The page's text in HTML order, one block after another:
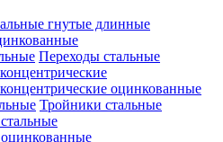
гнутые длинные
Переходы стальные
оцинкованные
Тройники стальные